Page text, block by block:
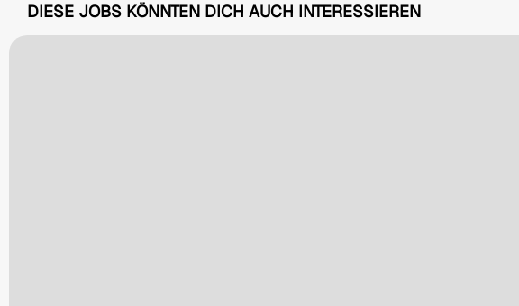
DIESE JOBS KÖNNTEN DICH AUCH INTERESSIEREN